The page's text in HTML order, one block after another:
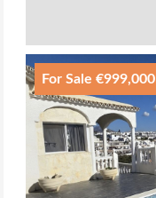
For Sale €999,000